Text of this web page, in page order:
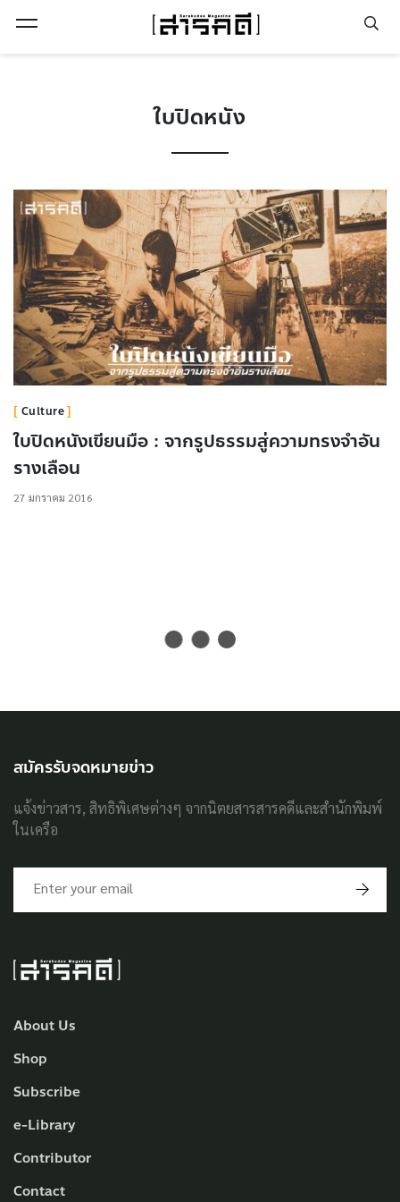
ใบปิดหนัง
Culture
ใบปิดหนังเขียนมือ : จากรูปธรรมสู่ความทรงจำอัน
รางเลือน
27 มกราคม 2016
About Us
Shop
Subscribe
e-Library
Contributor
Contact
สมัครรับจดหมายข่าว
แจ้งข่าวสาร, สิทธิพิเศษต่างๆ จากนิตยสารสารคดีและสำนักพิมพ์
ในเครือ